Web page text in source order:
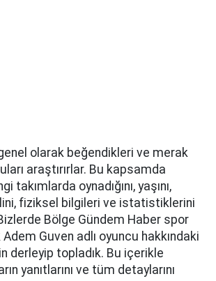
olarak beğendikleri ve merak
araştırırlar. Bu kapsamda
takımlarda oynadığını, yaşını,
fiziksel bilgileri ve istatistiklerini
Bölge Gündem Haber spor
Guven adlı oyuncu hakkındaki
derleyip topladık. Bu içerikle
yanıtlarını ve tüm detaylarını